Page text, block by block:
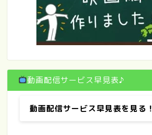
動画配信サービス早見表♪
動画配信サービス早見表を見る！